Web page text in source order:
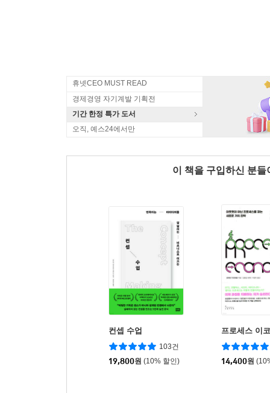
휴넷CEO MUST READ
경제경영 자기계발 기획전
기간 한정 특가 도서
오직, 예스24에서만
이 책을 구입하신 분
컨셉 수업
103건
19,800원 (10% 할인)
프로세스 이
14,400원